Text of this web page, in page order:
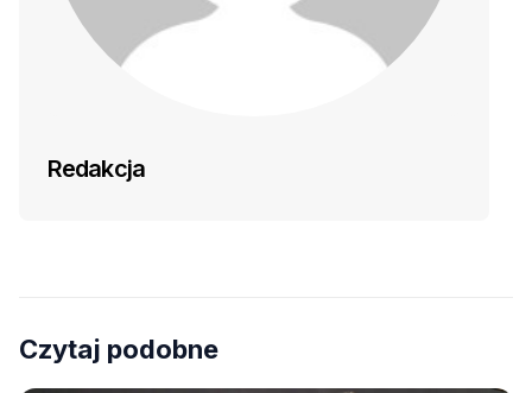
Redakcja
Czytaj podobne